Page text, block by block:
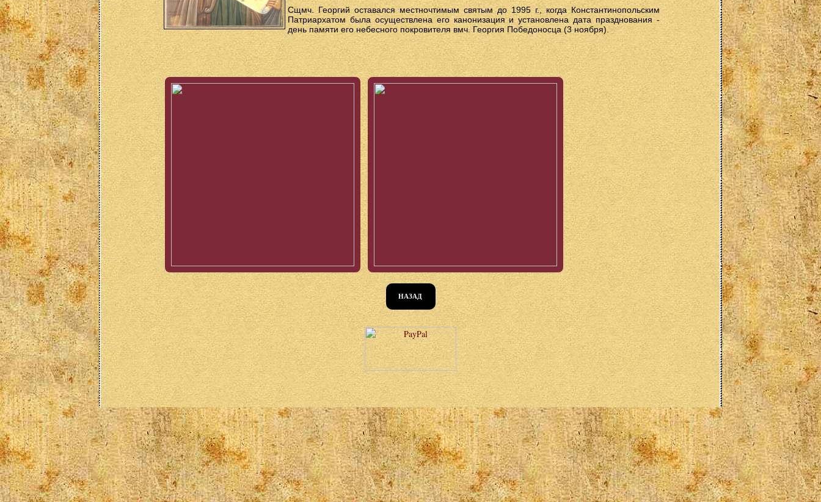
Сщмч. Георгий оставался местночтимым святым до 1995 г., когда Константинопольским
Патриархатом была осуществлена его канонизация и установлена дата празднования -
день памяти его небесного покровителя вмч. Георгия Победоносца (3 ноября).
НАЗАД